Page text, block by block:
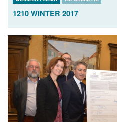
1210 WINTER 2017